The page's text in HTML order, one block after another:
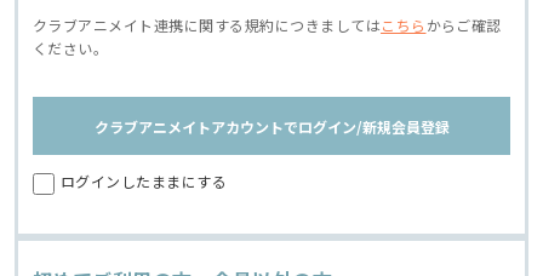
クラブアニメイト連携に関する規約につきましてはこちら からご確認
ください。
クラブアニメイトアカウントでログイン/新規会員登録
ログインしたままにする